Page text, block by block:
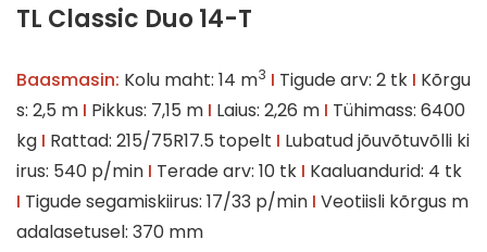
TL Classic Duo 14-T
Baasmasin: Kolu maht: 14 m3 I Tigude arv: 2 tk I Kõrgu
s: 2,5 m I Pikkus: 7,15 m I Laius: 2,26 m I Tühimass: 6400
kg I Rattad: 215/75R17.5 topelt I Lubatud jõuvõtuvõlli ki
irus: 540 p/min I Terade arv: 10 tk I Kaaluandurid: 4 tk
I Tigude segamiskiirus: 17/33 p/min I Veotiisli kõrgus m
adalasetusel: 370 mm